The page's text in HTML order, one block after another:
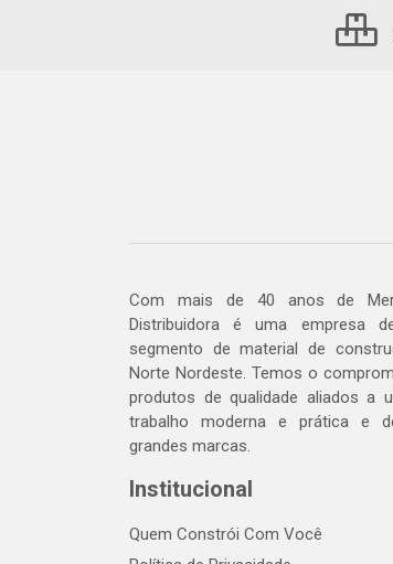
Com mais de 40 anos de
Distribuidora é uma empresa
segmento de material de
Norte Nordeste. Temos o
produtos de qualidade aliados a
trabalho moderna e prática e
grandes marcas.
Institucional
Quem Constrói Com Você